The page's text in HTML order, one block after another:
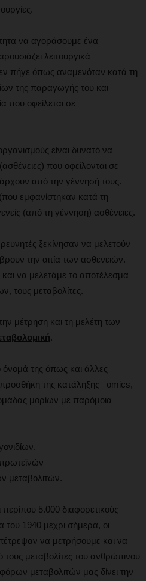
να αγοράσουμε ένα
λειτουργικά
πήγε όπως αναμενόταν κατά τη
της παραγωγής του και
που οφείλεται σε
είναι δυνατό να
που οφείλονται σε
από την γέννησή τους.
εμφανίστηκαν κατά τη
(από τη γέννηση) ασθένειες.
ξεκίνησαν να μελετούν
την αιτία των ασθενειών.
να μελετάμε το αποτέλεσμα
τους μεταβολίτες.
μέτρηση και τη μελέτη των
.
της όπως και άλλες
προσθήκη της κατάληξης –omics,
μορίων με παρόμοια
μεταβολιτών.
5.000 διαφορετικούς
του 1940 μέχρι σήμερα, οι
να μετρήσουμε και να
μεταβολίτες του ανθρώπινου
μεταβολιτών μας δίνει την